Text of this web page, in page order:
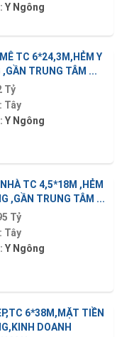
Y Ngông
TC 6*24,3M,HẺM Y
,GẦN TRUNG TÂM ...
Tỷ
Tây
Y Ngông
TC 4,5*18M ,HẺM
,GẦN TRUNG TÂM ...
Tỷ
Tây
Y Ngông
6*38M,MẶT TIỀN
DOANH